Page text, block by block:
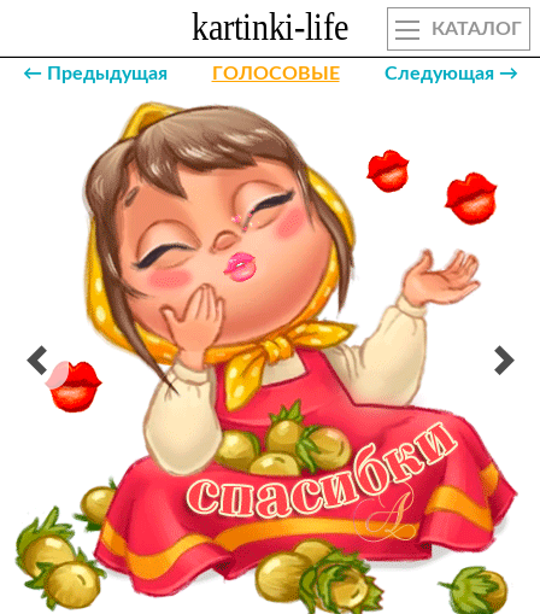
КАТАЛОГ
← Предыдущая ГОЛОСОВЫЕ Следующая →